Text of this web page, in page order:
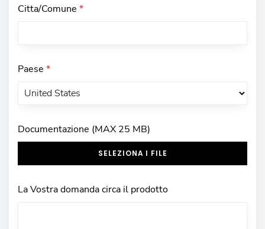
Citta/Comune *
Paese *
Documentazione (MAX 25 MB)
SELEZIONA I FILE
La Vostra domanda circa il prodotto